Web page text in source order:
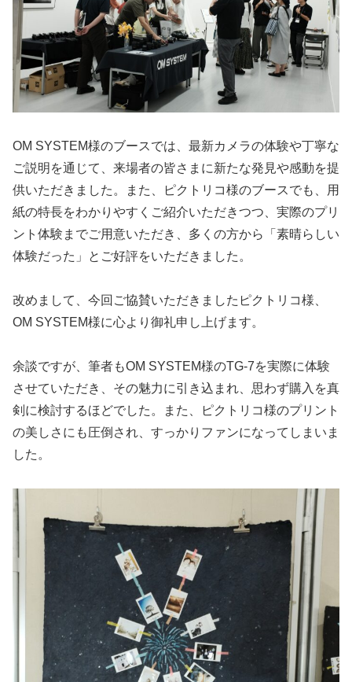
OM SYSTEM様のブースでは、最新カメラの体験や丁寧な
ご説明を通じて、来場者の皆さまに新たな発見や感動を提
供いただきました。また、ピクトリコ様のブースでも、用
紙の特長をわかりやすくご紹介いただきつつ、実際のプリ
ント体験までご用意いただき、多くの方から「素晴らしい
体験だった」とご好評をいただきました。
改めまして、今回ご協賛いただきましたピクトリコ様、
OM SYSTEM様に心より御礼申し上げます。
余談ですが、筆者もOM SYSTEM様のTG-7を実際に体験
させていただき、その魅力に引き込まれ、思わず購入を真
剣に検討するほどでした。また、ピクトリコ様のプリント
の美しさにも圧倒され、すっかりファンになってしまいま
した。